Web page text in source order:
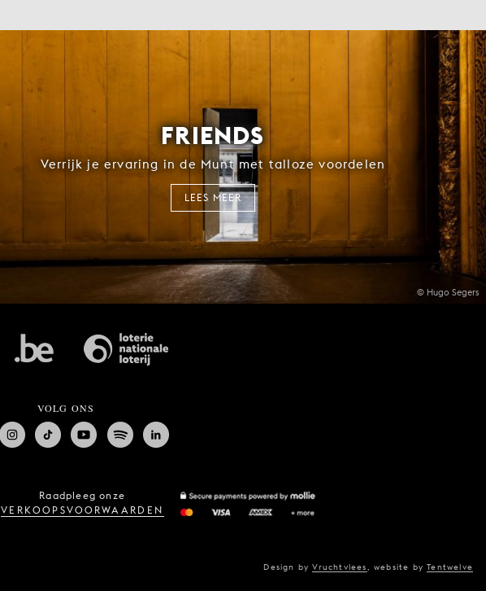
© Hugo Segers
FRIENDS
Verrijk je ervaring in de Munt met talloze voordelen
LEES MEER
VOLG ONS
Raadpleeg onze
VERKOOPSVOORWAARDEN
Design byVruchtvlees website byTentwelve